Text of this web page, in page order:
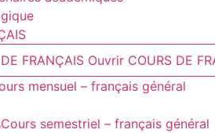
FRANÇAIS Ouvrir COURS DE
mensuel – français général
Cours semestriel – français général